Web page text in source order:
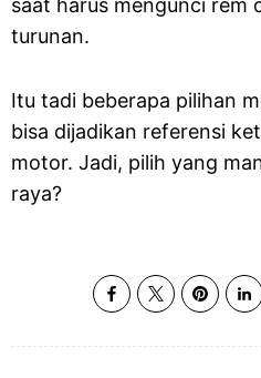
saat harus mengunci rem
turunan.
Itu tadi beberapa pilihan
bisa dijadikan referensi
motor. Jadi, pilih yang
raya?